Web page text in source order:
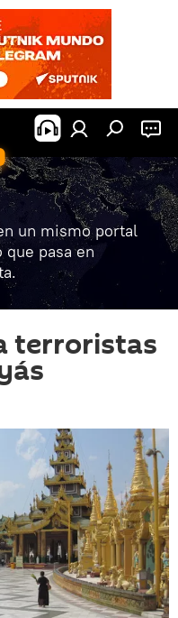
un mismo portal
pasa en
terroristas